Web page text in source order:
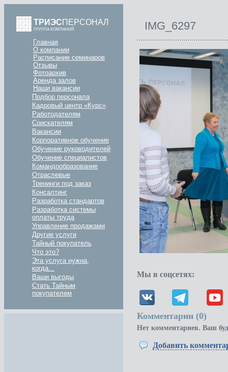
ТРИЭСПЕРСОНАЛ
ГРУППА КОМПАНИЙ
Главная
О компании
Расписание семинаров
Отзывы
Фотоархив
Аренда залов
Наши вакансии
Подбор персонала
Кадровый центр «Курс»
Работодателям
Соискателям
Вакансии
Корпоративное обучение
Обучение руководителей
Обучение специалистов
Командообразование
Отраслевые
Тренинги под заказ
Консалтинг
Разработка стандартов
Разработка системы
оплаты труда
Управление продажами
Другие услуги
Тайный покупатель
Что это?
Эта услуга нужна,
когда...
Ваши выгоды
Стать Тайным
покупателем
IMG_6297
Мы в соцсетях:
Комментарии (0)
Нет комментариев. Ваш
Добавить